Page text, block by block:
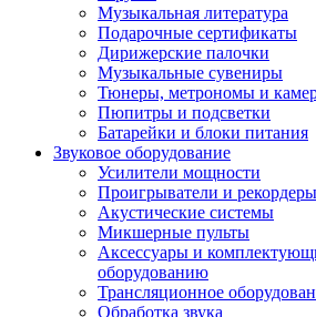
Музыкальная литература
Подарочные сертификаты
Дирижерские палочки
Музыкальные сувениры
Тюнеры, метрономы и
Пюпитры и подсветки
Батарейки и блоки питания
Звуковое оборудование
Усилители мощности
Проигрыватели и рекордеры
Акустические системы
Микшерные пульты
Аксессуары и
оборудованию
Трансляционное
Обработка звука